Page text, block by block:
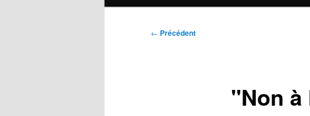
Navigation
← Précédent
"Non à